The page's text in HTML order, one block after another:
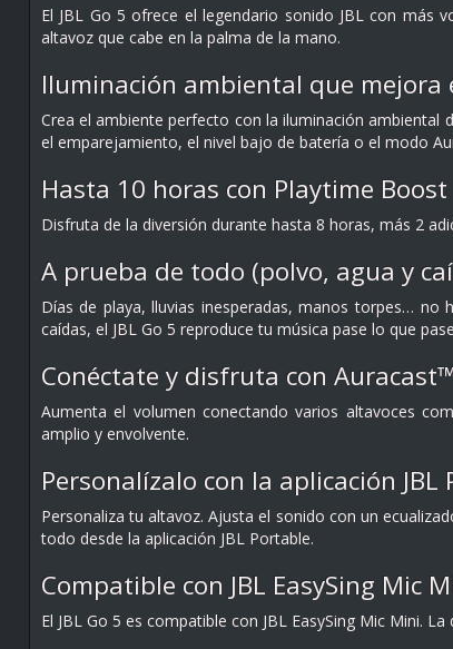
El JBL Go 5 ofrece el legendario sonido JBL con más
altavoz que cabe en la palma de la mano.
Iluminación ambiental que mejora
Crea el ambiente perfecto con la iluminación ambiental
el emparejamiento, el nivel bajo de batería o el modo
Hasta 10 horas con Playtime Boost
Disfruta de la diversión durante hasta 8 horas, más 2
A prueba de todo (polvo, agua y
Días de playa, lluvias inesperadas, manos torpes…
caídas, el JBL Go 5 reproduce tu música pase lo que
Conéctate y disfruta con
Aumenta el volumen conectando varios altavoces
amplio y envolvente.
Personalízalo con la aplicación JBL
Personaliza tu altavoz. Ajusta el sonido con un
todo desde la aplicación JBL Portable.
Compatible con JBL EasySing Mic
El JBL Go 5 es compatible con JBL EasySing Mic Mini.